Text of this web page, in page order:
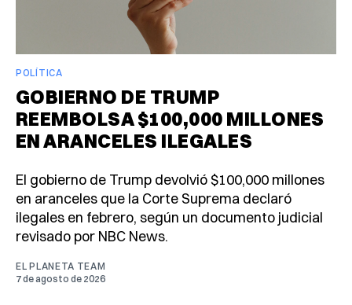
POLÍTICA
GOBIERNO DE TRUMP
REEMBOLSA $100,000 MILLONES
EN ARANCELES ILEGALES
El gobierno de Trump devolvió $100,000 millones
en aranceles que la Corte Suprema declaró
ilegales en febrero, según un documento judicial
revisado por NBC News.
EL PLANETA TEAM
7 de agosto de 2026